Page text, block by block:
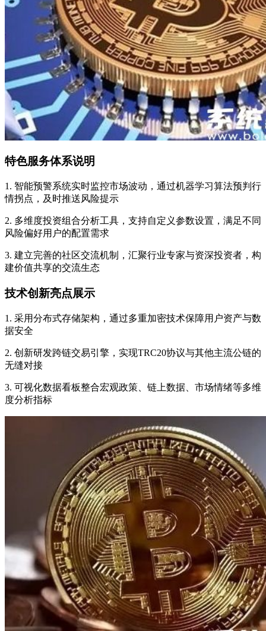
特色服务体系说明
1. 智能预警系统实时监控市场波动，通过机器学习算法预判行
情拐点，及时推送风险提示
2. 多维度投资组合分析工具，支持自定义参数设置，满足不同
风险偏好用户的配置需求
3. 建立完善的社区交流机制，汇聚行业专家与资深投资者，构
建价值共享的交流生态
技术创新亮点展示
1. 采用分布式存储架构，通过多重加密技术保障用户资产与数
据安全
2. 创新研发跨链交易引擎，实现TRC20协议与其他主流公链的
无缝对接
3. 可视化数据看板整合宏观政策、链上数据、市场情绪等多维
度分析指标